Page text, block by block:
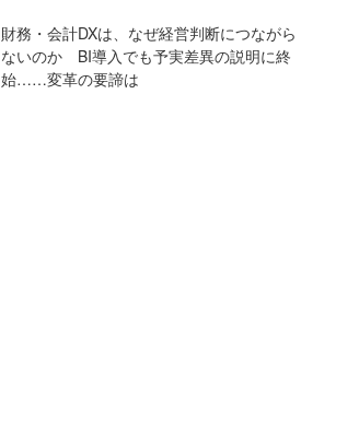
財務・会計DXは、なぜ経営判断につながら
ないのか BI導入でも予実差異の説明に終
始……変革の要諦は